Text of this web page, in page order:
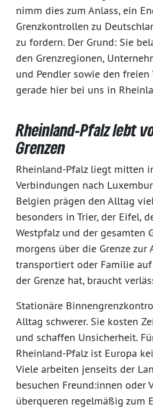
nimm dies zum Anlass, ein
Grenzkontrollen zu
zu fordern. Der Grund: Sie
den Grenzregionen,
und Pendler sowie den freien
gerade hier bei uns in
Rheinland-Pfalz lebt
Grenzen
Rheinland-Pfalz liegt mitten
Verbindungen nach
Belgien prägen den Alltag
besonders in Trier, der Eifel,
Westpfalz und der gesamten
morgens über die Grenze zur
transportiert oder Familie
der Grenze hat, braucht
Stationäre
Alltag schwerer. Sie kosten
und schaffen Unsicherheit.
Rheinland-Pfalz ist Europa
Viele arbeiten jenseits der
besuchen Freund:innen oder
überqueren regelmäßig zum